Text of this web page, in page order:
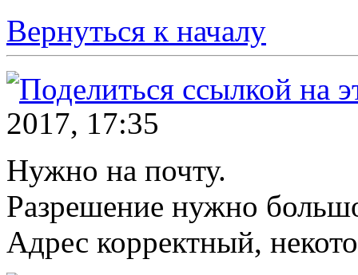
Вернуться к началу
2017, 17:35
Нужно на почту.
Разрешение нужно
Адрес корректный,